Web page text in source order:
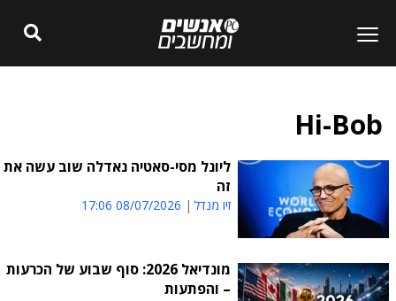
Hi-Bob
ליונל מסי-סאטיה נאדלה שוב עשה את
זה
זיו מנדל 08/07/2026 17:06
מונדיאל 2026: סוף שבוע של הכרעות
– והפתעות